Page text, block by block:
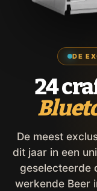
DE
24
De meest
dit jaar in een
geselecteerde
werkende Beer